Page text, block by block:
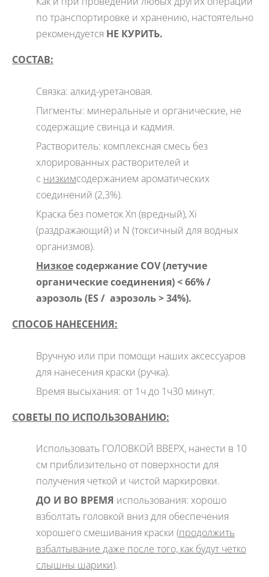
по транспортировке и хранению, настоятельно
рекомендуется НЕ КУРИТЬ.
СОСТАВ:
Связка: алкид-уретановая.
Пигменты: минеральные и органические, не
содержащие свинца и кадмия.
Растворитель: комплексная смесь без
хлорированных растворителей и
с низкимсодержанием ароматических
соединений (2,3%).
Краска без пометок Xn (вредный), Xi
(раздражающий) и N (токсичный для водных
организмов).
Низкоесодержание COV (летучие
органические соединения) < 66% /
аэрозоль (ES/ аэрозоль > 34%).
СПОСОБ НАНЕСЕНИЯ:
Вручную или при помощи наших аксессуаров
для нанесения краски (ручка).
Время высыхания: от 1ч до 1ч30 минут.
СОВЕТЫ ПО ИСПОЛЬЗОВАНИЮ:
Использовать ГОЛОВКОЙ ВВЕРХ, нанести в 10
см приблизительно от поверхности для
получения четкой и чистой маркировки.
ДО И ВО ВРЕМЯ использования: хорошо
взболтать головкой вниз для обеспечения
хорошего смешивания краски (продолжить
взбалтывание даже после того, как будут четко
слышны шарики).